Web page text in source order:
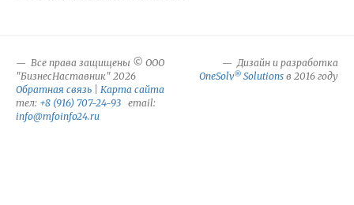
Все права защищены © ООО
"БизнесНаставник" 2026
Обратная связь
Карта сайта
тел: +8 (916) 707-24-93 email:
info@mfoinfo24.ru
Дизайн и разработка
OneSolv® Solutions в 2016 году